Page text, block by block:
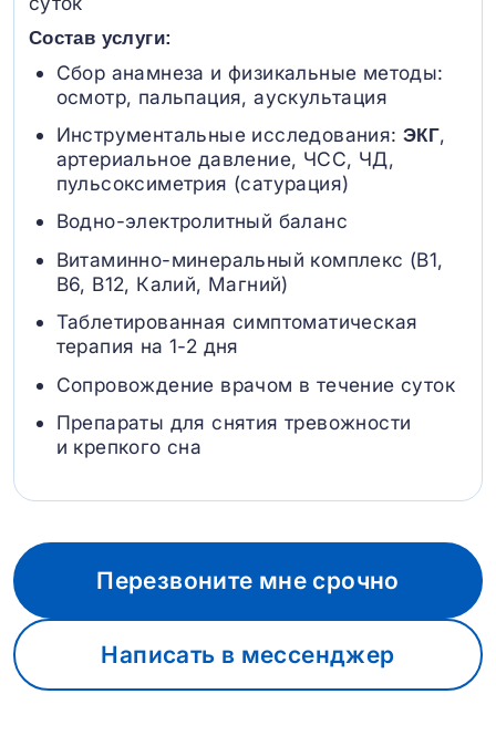
Состав услуги:
Сбор анамнеза и физикальные методы:
осмотр, пальпация, аускультация
Инструментальные исследования: ЭКГ,
артериальное давление, ЧСС, ЧД,
пульсоксиметрия (сатурация)
Водно-электролитный баланс
Витаминно-минеральный комплекс (B1,
B6, В12, Калий, Магний)
Таблетированная симптоматическая
терапия на 1-2 дня
Сопровождение врачом в течение суток
Препараты для снятия тревожности
и крепкого сна
Перезвоните мне срочно
Написать в мессенджер